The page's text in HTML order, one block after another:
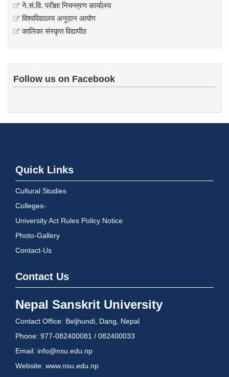
ने.सं.वि. परीक्षा नियन्त्रण कार्यालय
विश्वविद्यालय अनुदान आयोग
कालिका संस्कृत विद्यापीठ
Follow us on Facebook
Quick Links
Cultural Studies
Colleges-
University Act Rules Policy Notice
Photo-Gallery
Contact-Us
Contact Us
Nepal Sanskrit University
Contact Office: Beljhundi, Dang, Nepal
Phone: 977-082400081 / 082400033
Email: info@nsu.edu.np
Website: www.nsu.edu.np